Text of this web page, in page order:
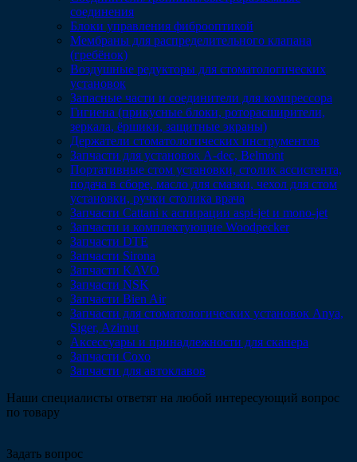
соединения
Блоки управления фиброоптикой
Мембраны для распределительного клапана
(гребёнок)
Воздушные редукторы для стоматологических
установок
Запасные части и соединители для компрессора
Гигиена (прикусные блоки, роторасширители,
зеркала, ёршики, защитные экраны)
Держатели стоматологических инструментов
Запчасти для установок A-dec, Belmont
Портативные стом установки, столик ассистента,
подача в сборе, масло для смазки, чехол для стом
установки, ручки столика врача
Запчасти Cattani к аспирации aspi-jet и mono-jet
Запчасти и комплектующие Woodpecker
Запчасти DTE
Запчасти Sirona
Запчасти KAVO
Запчасти NSK
Запчасти Bien Air
Запчасти для стоматологических установок Anya,
Siger, Azimut
Аксессуары и принадлежности для сканера
Запчасти Coxo
Запчасти для автоклавов
Наши специалисты ответят на любой интересующий вопрос
по товару
Задать вопрос